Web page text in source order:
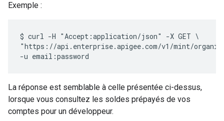
Exemple :
$ curl -H "Accept:application/json" -X GET \
"https://api.enterprise.apigee.com/v1/mint/
La réponse est semblable à celle présentée ci-dessus,
lorsque vous consultez les soldes prépayés de vos
comptes pour un développeur.